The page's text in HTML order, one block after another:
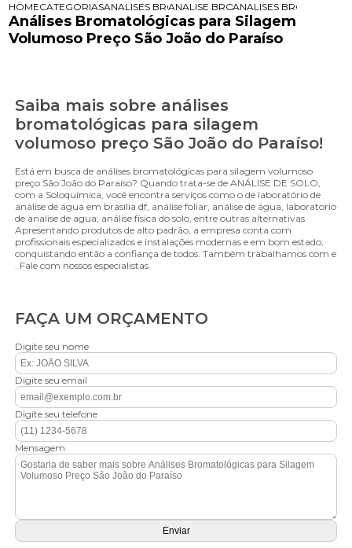
HOMECATEGORIASANALISES BROMATOLOGICAS
ANALISE BROMATOLOGICA
ANALISES
Análises Bromatológicas para Silagem
Volumoso Preço São João do Paraíso
Saiba mais sobre análises
bromatológicas para silagem
volumoso preço São João do Paraíso!
Está em busca de análises bromatológicas para silagem volumoso
preço São João do Paraíso? Quando trata-se de ANÁLISE DE SOLO,
com a Soloquímica, você encontra serviços como o de laboratório de
análise de água em brasília df, análise foliar, análise de água, laboratorio
de analise de agua, análise física do solo, entre outras alternativas.
Apresentando produtos de alto padrão, a empresa conta com
profissionais especializados e instalações modernas e em bom estado,
conquistando então a confiança de todos. Também trabalhamos com e
. Fale com nossos especialistas.
FAÇA UM ORÇAMENTO
Digite seu nome
Digite seu email
Digite seu telefone
Mensagem